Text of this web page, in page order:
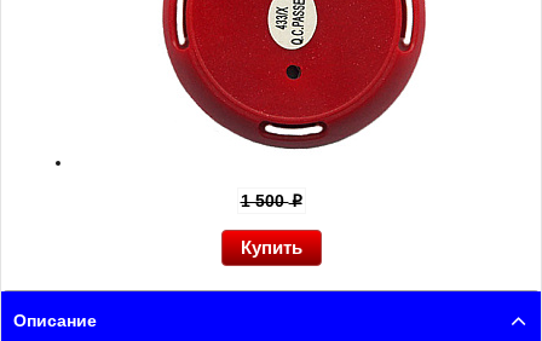
1 500p
Описание